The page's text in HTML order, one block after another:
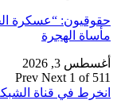
حقوقيون: “عسكرة
مأساة الهجرة
أغسطس 3, 2026
Prev Next 1 of 511
انخرط في قناة